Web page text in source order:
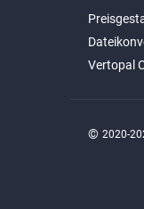
Vertopal
© 2020-